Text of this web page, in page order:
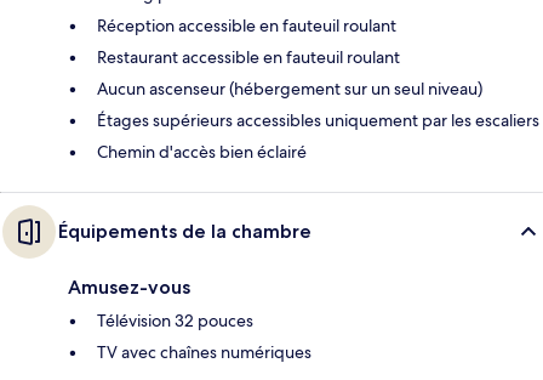
Réception accessible en fauteuil roulant
Restaurant accessible en fauteuil roulant
Aucun ascenseur (hébergement sur un seul niveau)
Étages supérieurs accessibles uniquement par les escaliers
Chemin d'accès bien éclairé
Équipements de la chambre
Amusez-vous
Télévision 32 pouces
TV avec chaînes numériques